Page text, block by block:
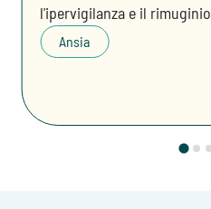
l'ipervigilanza e il rimuginio
Ansia